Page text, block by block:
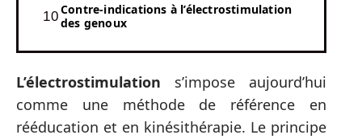
Contre-indications à l’électrostimulation
des genoux
L’électrostimulation s’impose aujourd’hui
comme une méthode de référence en
rééducation et en kinésithérapie. Le principe